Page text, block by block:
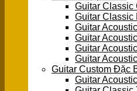
Guitar Classic
Guitar
Guitar
Guitar
Guitar
Guitar
Guitar Custom Đặc
Guitar